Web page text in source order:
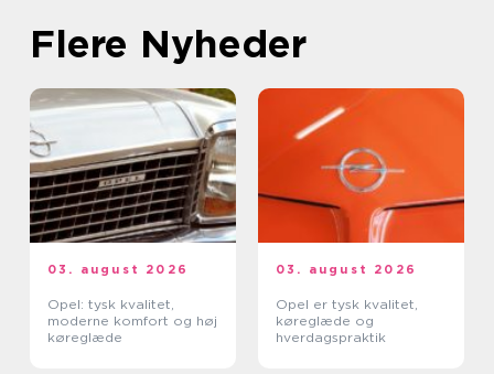
Flere Nyheder
03. august 2026
Opel: tysk kvalitet,
moderne komfort og høj
køreglæde
03. august 2026
Opel er tysk kvalitet,
køreglæde og
hverdagspraktik